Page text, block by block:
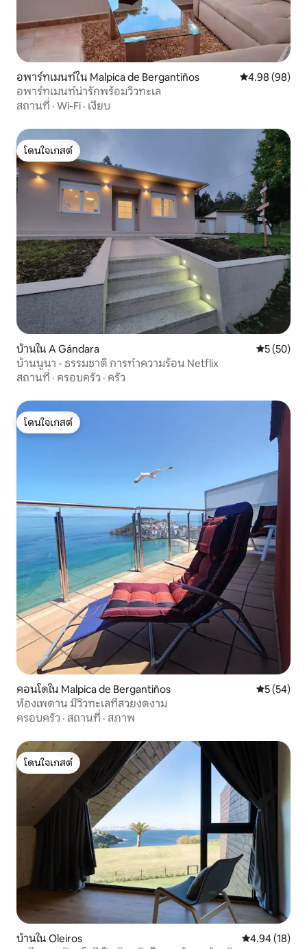
อพาร์ทเมนท์ใน Malpica de Bergantiños คะแนนเฉลี่ย
4.98 (98)
อพาร์ทเมนท์น่ารักพร้อมวิวทะเล
สถานที่ · Wi-Fi · เงียบ
โดนใจเกสต์
โดนใจเกสต์
บ้านใน A Gándara คะแนนเฉลี่
5 (50)
บ้านนูนา - ธรรมชาติ การทำความร้อน Netflix
สถานที่ · ครอบครัว · ครัว
โดนใจเกสต์
โดนใจเกสต์
คอนโดใน Malpica de Bergantiños คะแนนเฉลี่
5 (54)
ห้องเพดาน มีวิวทะเลที่สวยงดงาม
ครอบครัว · สถานที่ · สภาพ
โดนใจเกสต์
โดนใจเกสต์
บ้านใน Oleiros คะแนนเฉลี่ย
4.94 (18)